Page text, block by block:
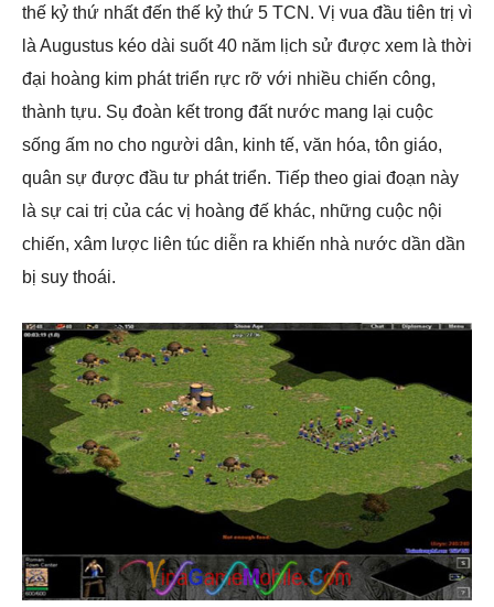
thế kỷ thứ nhất đến thế kỷ thứ 5 TCN. Vị vua đầu tiên trị vì
là Augustus kéo dài suốt 40 năm lịch sử được xem là thời
đại hoàng kim phát triển rực rỡ với nhiều chiến công,
thành tựu. Sụ đoàn kết trong đất nước mang lại cuộc
sống ấm no cho người dân, kinh tế, văn hóa, tôn giáo,
quân sự được đầu tư phát triển. Tiếp theo giai đoạn này
là sự cai trị của các vị hoàng đế khác, những cuộc nội
chiến, xâm lược liên túc diễn ra khiến nhà nước dần dần
bị suy thoái.